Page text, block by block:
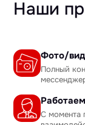
Наши
Фото/
Полный
С момента